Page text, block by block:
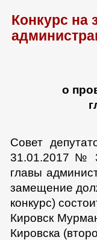
Конкурс на
о
Совет
31.01.2017 №
главы
замещение
конкурс)
Кировск
Кировска